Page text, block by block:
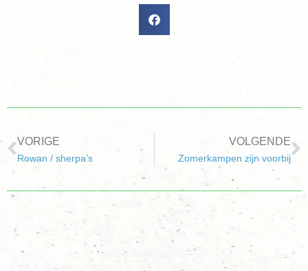
VORIGE
Rowan / sherpa’s
VOLGENDE
Zomerkampen zijn voorbij